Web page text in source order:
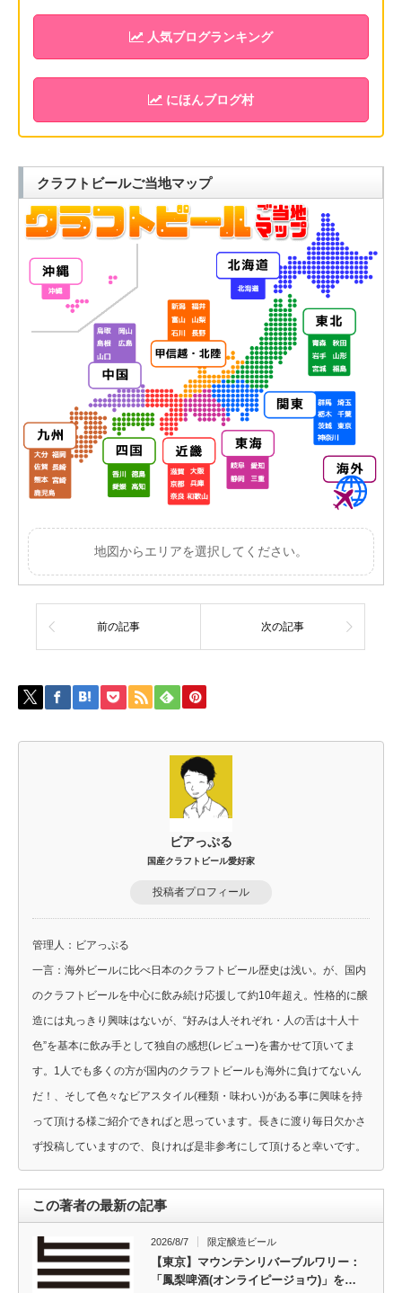
人気ブログランキング
にほんブログ村
クラフトビールご当地マップ
地図からエリアを選択してください。
前の記事 次の記事
ビアっぷる
国産クラフトビール愛好家
投稿者プロフィール
管理人：ビアっぷる
一言：海外ビールに比べ日本のクラフトビール歴史は浅い。が、国内
のクラフトビールを中心に飲み続け応援して約10年超え。性格的に醸
造には丸っきり興味はないが、“好みは人それぞれ・人の舌は十人十
色”を基本に飲み手として独自の感想(レビュー)を書かせて頂いてま
す。1人でも多くの方が国内のクラフトビールも海外に負けてないん
だ！、そして色々なビアスタイル(種類・味わい)がある事に興味を持
って頂ける様ご紹介できればと思っています。長きに渡り毎日欠かさ
ず投稿していますので、良ければ是非参考にして頂けると幸いです。
この著者の最新の記事
2026/8/7 限定醸造ビール
【東京】マウンテンリバーブルワリー：
「鳳梨啤酒(オンライピージョウ)」を…